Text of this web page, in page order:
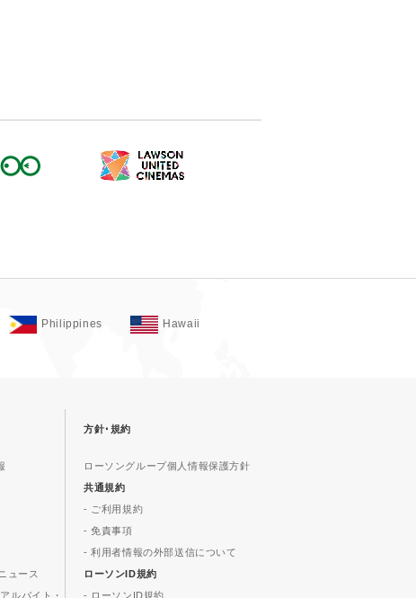
Philippines Hawaii
ュース
ルバイト・
方針･規約
ローソングループ個人情報保護方針
共通規約
- ご利用規約
- 免責事項
- 利用者情報の外部送信について
ローソンID規約
- ローソンID規約